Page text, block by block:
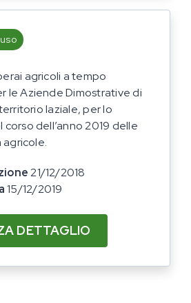
agricoli a tempo
le Aziende Dimostrative di
laziale, per lo
dell’anno 2019 delle
21/12/2018
15/12/2019
DETTAGLIO